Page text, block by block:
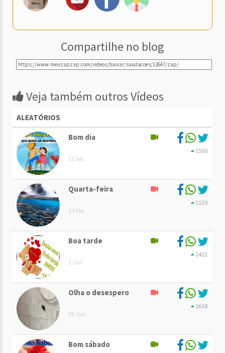
Compartilhe no blog
Veja também outros Vídeos
ALEATÓRIOS
Bom dia
21 Set
1550
Quarta-feira
14 Abr
1129
Boa tarde
2 Jan
1422
Olha o desespero
30 Jun
1618
Bom sábado